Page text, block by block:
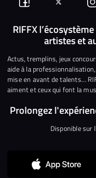
Suivez-
nous
Facebook
Suivez-
nous
sur
Twitter
RIFFX
artistes et
Actus, tremplins, jeux
aide à la
mise en avant de talents…
aiment et ceux qui font la
Prolongez
Disponible sur